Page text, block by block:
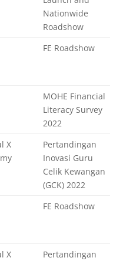
Nationwide
Roadshow
FE Roadshow
MOHE Financial
Literacy Survey
2022
X
Pertandingan
Inovasi Guru
Celik Kewangan
(GCK) 2022
FE Roadshow
X
Pertandingan